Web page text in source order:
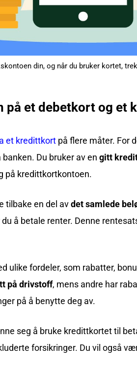
din, og når du bruker kortet,
på et debetkort og et
et kredittkort på flere måter. For
Du bruker av en gitt
på kredittkortkontoen.
tilbake en del avdet samlede
å betale renter. Denne
ulike fordeler, som rabatter,
på drivstoff, mens andre har
på å benytte deg av.
seg å bruke kredittkortet til
forsikringer. Du vil også